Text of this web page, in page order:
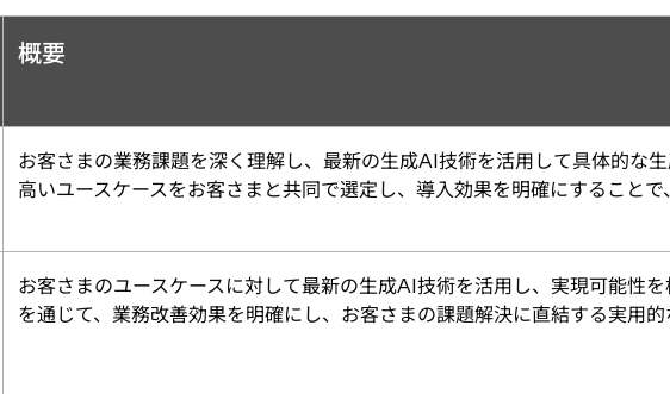
概要
お客さまの業務課題を深く理解し、最新の生成AI技術を活用して具体的な
高いユースケースをお客さまと共同で選定し、導入効果を明確にすること
お客さまのユースケースに対して最新の生成AI技術を活用し、実現可能性
を通じて、業務改善効果を明確にし、お客さまの課題解決に直結する実用